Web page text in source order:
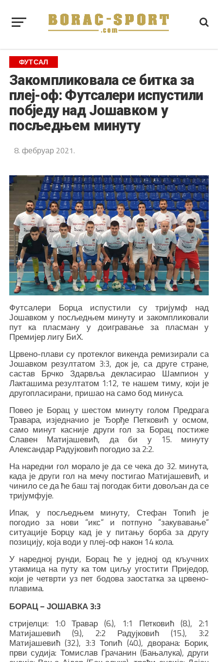
ФУТСАЛ
Закомпликовала се битка за
плеј-оф: Футсалери испустили
побједу над Јошавком у
посљедњем минуту
8. фебруар 2021.
Футсалери Борца испустили су тријумф над
Јошавком у посљедњем минуту и закомпликовали
пут ка пласману у доигравање за пласман у
Премијер лигу БиХ.
Црвено-плави су протеклог викенда ремизирали са
Јошавком резултатом 3:3, док је, са друге стране,
састав Брчко Здарвља декласирао Шампион у
Лакташима резултатом 1:12, те нашем тиму, који је
другопласирани, пришао на само бод минуса.
Повео је Борац у шестом минуту голом Предрага
Травара, изједначио је Ђорђе Петковић у осмом,
само минут касније други гол за Борац постиже
Славен Матијашевић, да би у 15. минуту
Александар Радујковић погодио за 2:2.
На наредни гол морало је да се чека до 32. минута,
када је други гол на мечу постигао Матијашевић, и
чинило се да ће баш тај погодак бити довољан да се
тријумфује.
Ипак, у посљедњем минуту, Стефан Топић је
погодио за нови “икс“ и потпуно “закувавање“
ситуације Борцу кад је у питању борба за другу
позицију, која води у плеј-оф након 14 кола.
У наредној рунди, Борац ће у једној од кључних
утакмица на путу ка том циљу угостити Приједор,
који је четврти уз пет бодова заостатка за црвено-
плавима.
БОРАЦ – ЈОШАВКА 3:3
стријелци: 1:0 Травар (6.), 1:1 Петковић (8.), 2:1
Матијашевић (9.), 2:2 Радујковић (15.), 3:2
Матијашевић (32.), 3:3 Топић (40.), дворана: Борик,
први судија: Томислав Грачанин (Бањалука), други